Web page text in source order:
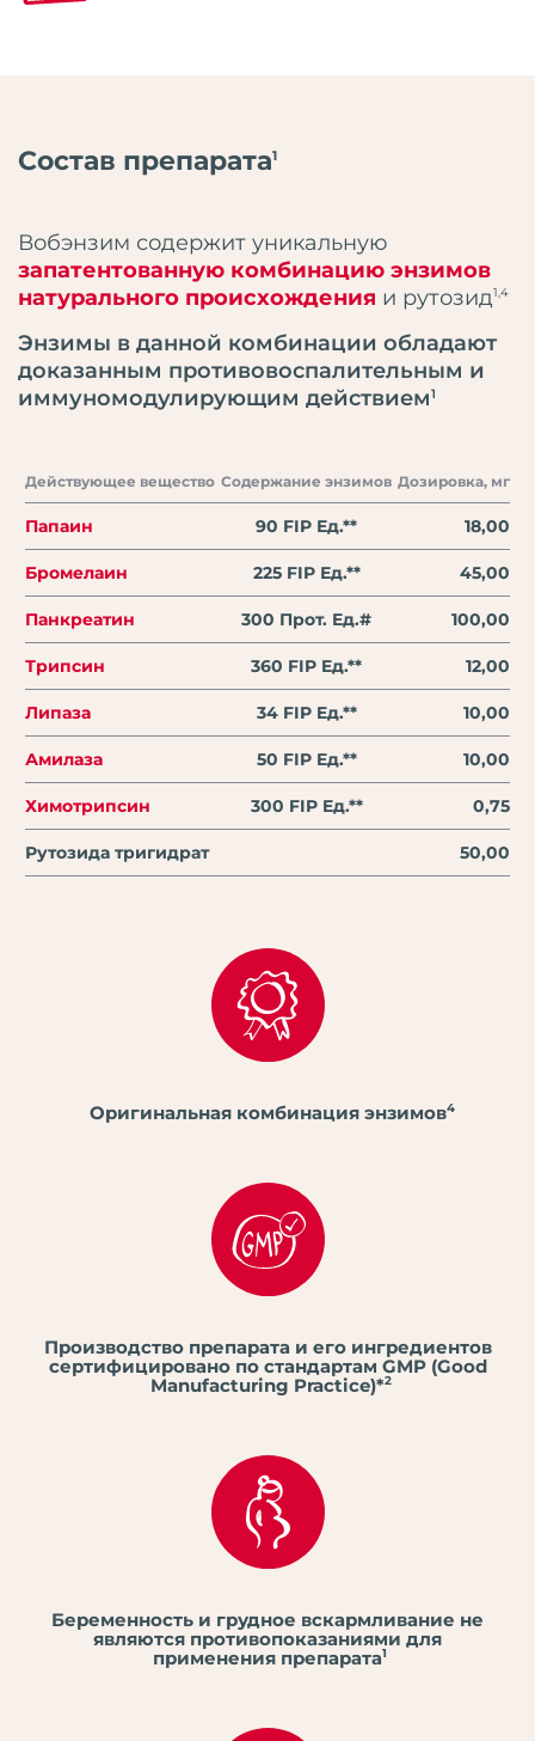
Состав препарата1
Вобэнзим содержит уникальную
запатентованную комбинацию энзимов
натурального происхождения и рутозид1,4
Энзимы в данной комбинации обладают
доказанным противовоспалительным и
иммуномодулирующим действием1
Действующее вещество Содержание энзимов Дозировка, мг
Папаин 90 FIP Ед.** 18,00
Бромелаин 225 FIP Ед.** 45,00
Панкреатин 300 Прот. Ед.# 100,00
Трипсин 360 FIP Eд.** 12,00
Липаза 34 FIP Eд.** 10,00
Амилаза 50 FIP Eд.** 10,00
Химотрипсин 300 FIP Eд.** 0,75
Рутозида тригидрат 50,00
Оригинальная комбинация энзимов4
Производство препарата и его ингредиентов
сертифицировано по стандартам GMP (Good
Manufacturing Practice)*2
Беременность и грудное вскармливание не
являются противопоказаниями для
применения препарата1